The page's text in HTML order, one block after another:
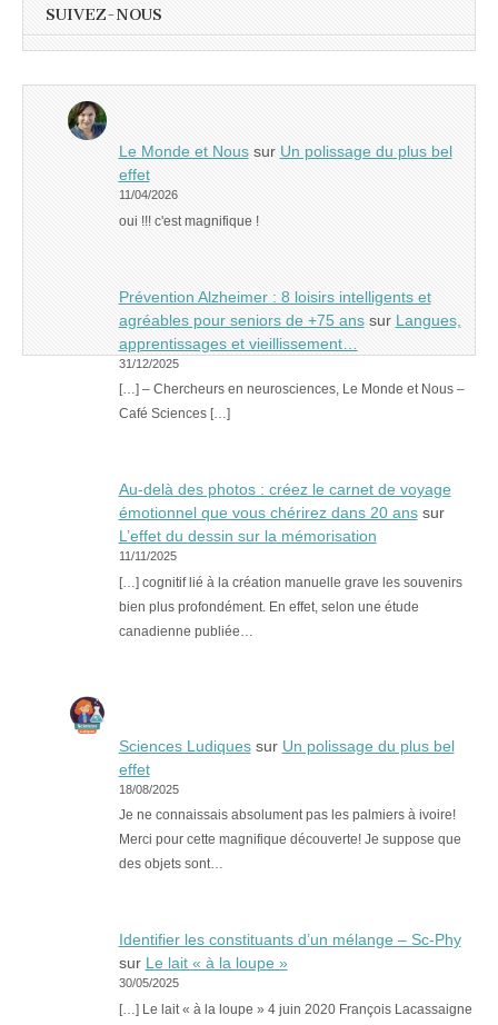
SUIVEZ-NOUS
Le Monde et Noussur Un polissage du plus bel
effet
11/04/2026
oui !!! c'est magnifique !
Prévention Alzheimer : 8 loisirs intelligents et
agréables pour seniors de +75 anssur Langues,
apprentissages et vieillissement…
31/12/2025
[…] – Chercheurs en neurosciences, Le Monde et Nous –
Café Sciences […]
Au-delà des photos : créez le carnet de voyage
émotionnel que vous chérirez dans 20 anssur
L’effet du dessin sur la mémorisation
11/11/2025
[…] cognitif lié à la création manuelle grave les souvenirs
bien plus profondément. En effet, selon une étude
canadienne publiée…
Sciences Ludiquessur Un polissage du plus bel
effet
18/08/2025
Je ne connaissais absolument pas les palmiers à ivoire!
Merci pour cette magnifique découverte! Je suppose que
des objets sont…
Identifier les constituants d’un mélange – Sc-Phy
sur Le lait « à la loupe »
30/05/2025
[…] Le lait « à la loupe » 4 juin 2020 François Lacassaigne